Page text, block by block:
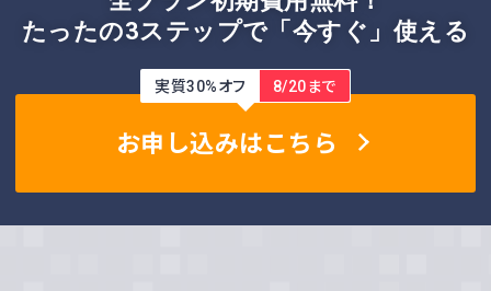
たったの3ステップで「今すぐ」使える
実質30%オフ 8/20まで
お申し込みはこちら